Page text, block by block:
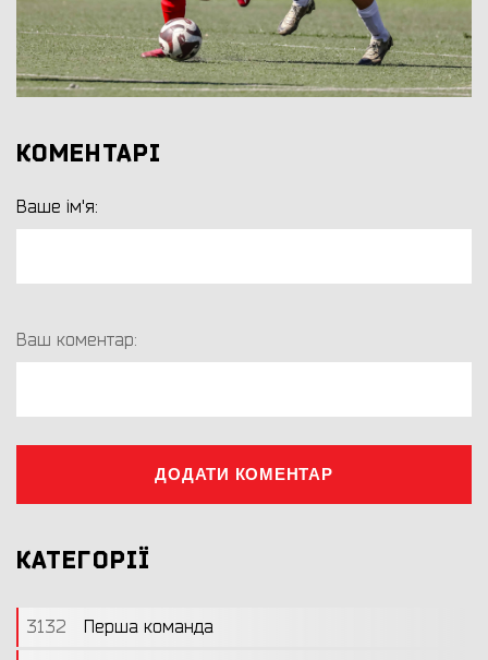
КОМЕНТАРІ
Ваше ім'я:
Ваш коментар:
ДОДАТИ КОМЕНТАР
КАТЕГОРІЇ
3132
Перша команда